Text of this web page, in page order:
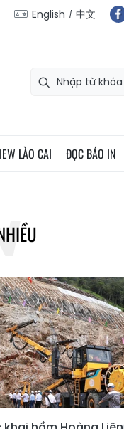
English 中文
LÀO CAI ĐỌC BÁO IN